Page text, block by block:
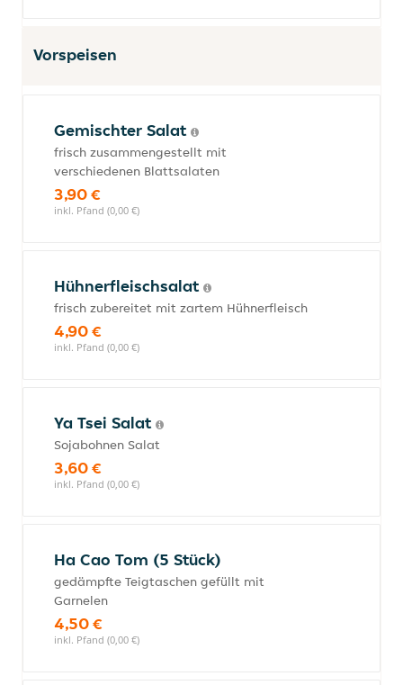
Vorspeisen
Gemischter Salat
frisch zusammengestellt mit
verschiedenen Blattsalaten
3,90 €
inkl. Pfand (0,00 €)
Hühnerfleischsalat
frisch zubereitet mit zartem Hühnerfleisch
4,90 €
inkl. Pfand (0,00 €)
Ya Tsei Salat
Sojabohnen Salat
3,60 €
inkl. Pfand (0,00 €)
Ha Cao Tom (5 Stück)
gedämpfte Teigtaschen gefüllt mit
Garnelen
4,50 €
inkl. Pfand (0,00 €)